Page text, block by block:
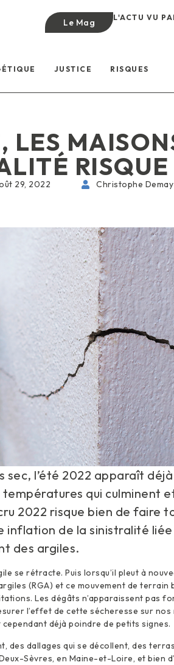
Le Mag L'ACTU VU
JUSTICE RISQUES
LES
RISQUE
29, 2022 Christophe Demay
sec, l’été 2022 apparaît
températures qui culminent
2022 risque bien de faire
inflation de la sinistralité
des argiles.
se rétracte. Puis lorsqu’il pleut à
(RGA) et ce mouvement de terrain
Les dégâts n’apparaissent pas
l’effet de cette sécheresse sur nos
déjà poindre de petits signes.
des dallages qui se décollent, des
Sèvres, en Maine-et-Loire, et bien